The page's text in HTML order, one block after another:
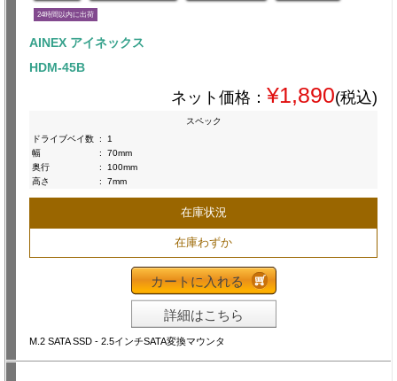
24時間以内に出荷
AINEX アイネックス
HDM-45B
ネット価格： ¥1,890(税込)
スペック
ドライブベイ数 :
1
幅
:
70mm
奥行
:
100mm
高さ
: 7mm
在庫状況
在庫わずか
カートに入れる
詳細はこちら
M.2 SATA SSD - 2.5インチSATA変換マウンタ